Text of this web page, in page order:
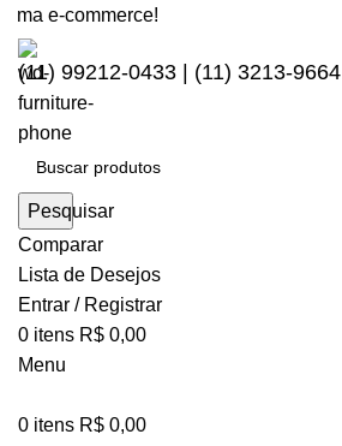
e-commerce!
(11) 99212-0433 | (11) 3213-9664
Pesquisar
Comparar
Lista de Desejos
Entrar / Registrar
0 itens R$ 0,00
Menu
0 itens R$ 0,00